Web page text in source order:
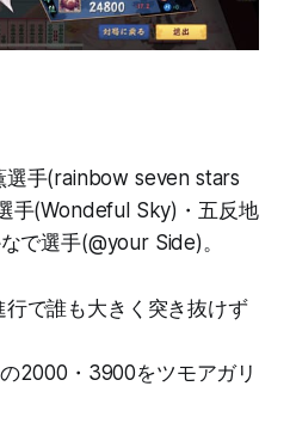
選手(rainbow seven stars
手(Wondeful Sky)・五反地
で選手(@your Side)。
で誰も大きく突き抜けず
2000・3900をツモアガリ